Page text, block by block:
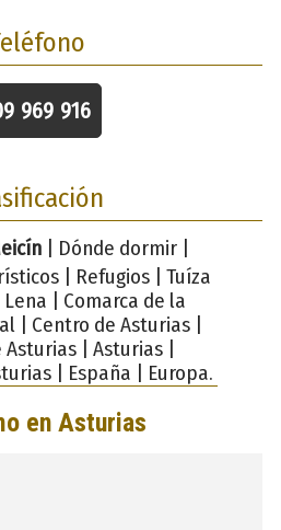
969 916
| Dónde dormir |
| Refugios | Tuíza
| Comarca de la
| Centro de Asturias |
Asturias | Asturias |
| España | Europa.